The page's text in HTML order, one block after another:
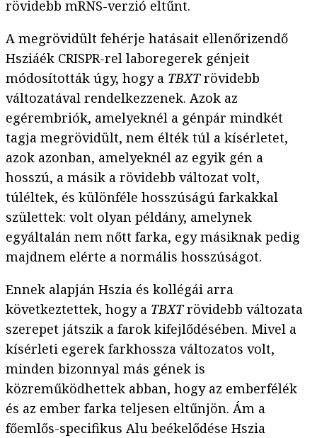
rövidebb mRNS-verzió eltűnt.
A megrövidült fehérje hatásait ellenőrizendő
Hsziáék CRISPR-rel laboregerek génjeit
módosították úgy, hogy a TBXTrövidebb
változatával rendelkezzenek. Azok az
egérembriók, amelyeknél a génpár mindkét
tagja megrövidült, nem élték túl a kísérletet,
azok azonban, amelyeknél az egyik gén a
hosszú, a másik a rövidebb változat volt,
túléltek, és különféle hosszúságú farkakkal
születtek: volt olyan példány, amelynek
egyáltalán nem nőtt farka, egy másiknak pedig
majdnem elérte a normális hosszúságot.
Ennek alapján Hszia és kollégái arra
következtettek, hogy a TBXTrövidebb változata
szerepet játszik a farok kifejlődésében. Mivel a
kísérleti egerek farkhossza változatos volt,
minden bizonnyal más gének is
közreműködhettek abban, hogy az emberfélék
és az ember farka teljesen eltűnjön. Ám a
főemlős-specifikus Alu beékelődése Hszia